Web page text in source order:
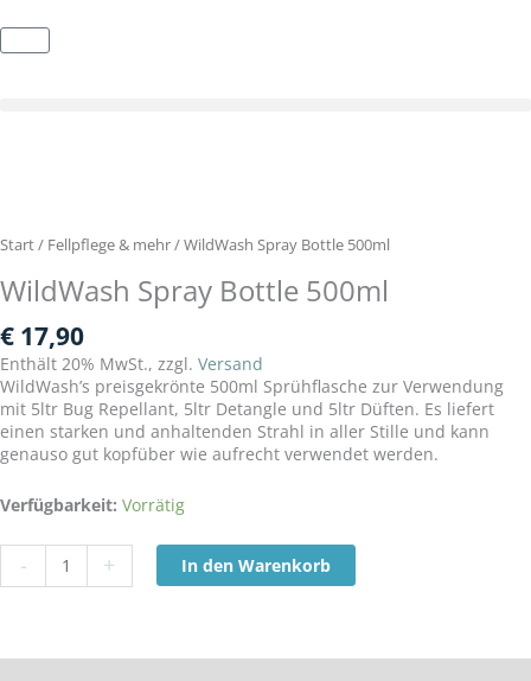
Inhalt
springen
Warenkorb
Start/ Fellpflege & mehr/ WildWash Spray Bottle 500ml
WildWash Spray Bottle 500ml
€ 17,90
Enthält 20% MwSt., zzgl. Versand
WildWash’s preisgekrönte 500ml Sprühflasche zur Verwendung
mit 5ltr Bug Repellant, 5ltr Detangle und 5ltr Düften. Es liefert
einen starken und anhaltenden Strahl in aller Stille und kann
genauso gut kopfüber wie aufrecht verwendet werden.
Verfügbarkeit: Vorrätig
-
WildWash
Bottle
500ml
Menge
+ In den Warenkorb